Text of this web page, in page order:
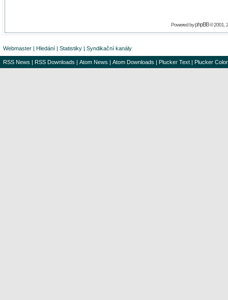
Powered byphpBB© 2001,
Webmaster | Hledání | Statistiky | Syndikační kanály
RSS News | RSS Downloads | Atom News | Atom Downloads | Plucker Text | Plucker Color